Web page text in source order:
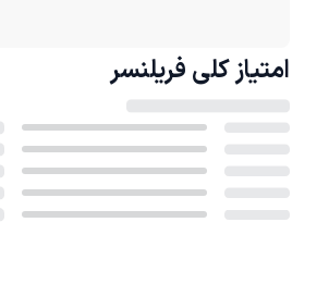
امتیاز کلی فریلنسر